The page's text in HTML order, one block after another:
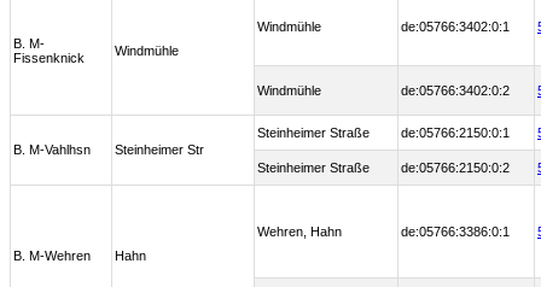
B. M-
Fissenknick
Windmühle
Windmühle de:05766:3402:0:1
Windmühle de:05766:3402:0:2
B. M-Vahlhsn Steinheimer Str
Steinheimer Straße de:05766:2150:0:1
Steinheimer Straße de:05766:2150:0:2
B. M-Wehren Hahn
Wehren, Hahn de:05766:3386:0:1